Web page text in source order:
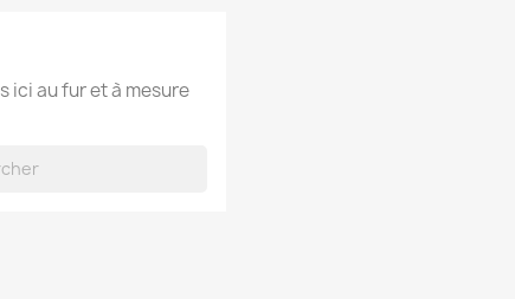
ici au fur et à mesure